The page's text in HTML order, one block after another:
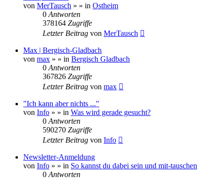
von MerTausch » » in Ostheim
0 Antworten
378164 Zugriffe
Letzter Beitrag von MerTausch
Max | Bergisch-Gladbach
von max » » in Bergisch Gladbach
0 Antworten
367826 Zugriffe
Letzter Beitrag von max
"Ich kann aber nichts ..."
von Info » » in Was wird gerade gesucht?
0 Antworten
590270 Zugriffe
Letzter Beitrag von Info
Newsletter-Anmeldung
von Info » » in So kannst du dabei sein und mit-tauschen
0 Antworten